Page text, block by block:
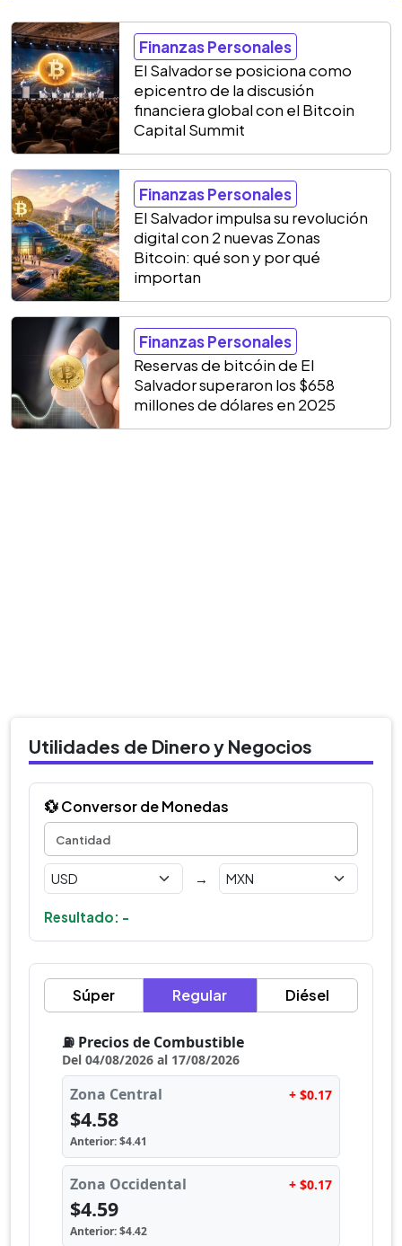
Finanzas Personales
El Salvador se posiciona como
epicentro de la discusión
financiera global con el Bitcoin
Capital Summit
Finanzas Personales
El Salvador impulsa su revolución
digital con 2 nuevas Zonas
Bitcoin: qué son y por qué
importan
Finanzas Personales
Reservas de bitcóin de El
Salvador superaron los $658
millones de dólares en 2025
Utilidades de Dinero y Negocios
💱 Conversor de Monedas
→
Resultado: -
Súper Regular Diésel